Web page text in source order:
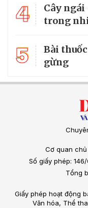
4
Cây
trong
5
Bài
gừng
Cơ quan
Số giấy phép:
Tổng
Giấy phép hoạt động
Văn hóa, Thể